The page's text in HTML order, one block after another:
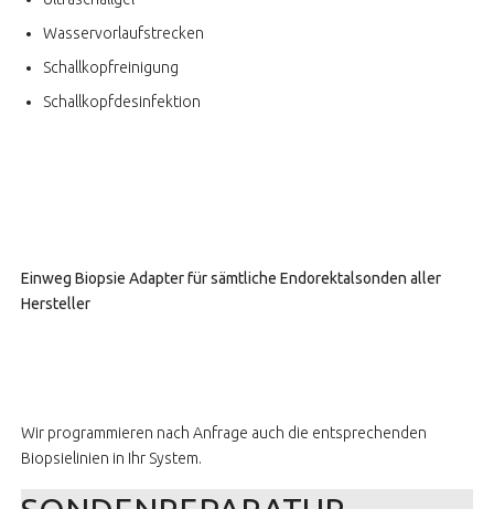
Wasservorlaufstrecken
Schallkopfreinigung
Schallkopfdesinfektion
Einweg Biopsie Adapter für sämtliche Endorektalsonden aller
Hersteller
Wir programmieren nach Anfrage auch die entsprechenden
Biopsielinien in Ihr System.